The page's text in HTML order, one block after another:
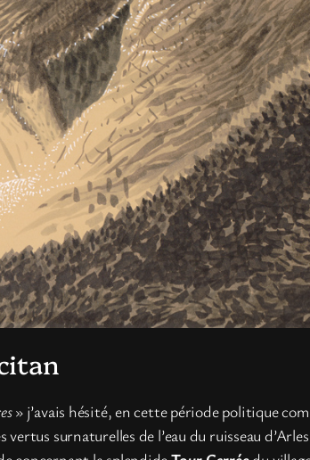
» j’avais hésité, en cette période politique
vertus surnaturelles de l’eau du ruisseau